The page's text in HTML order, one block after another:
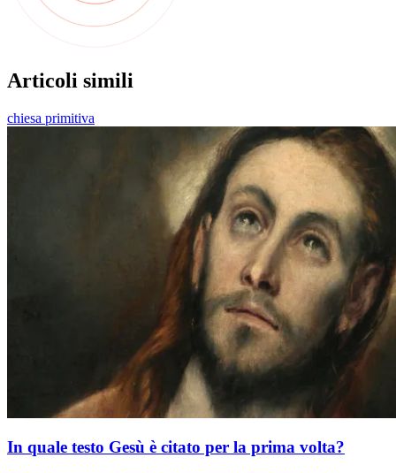
Articoli simili
chiesa primitiva
In quale testo Gesù è citato per la prima volta?